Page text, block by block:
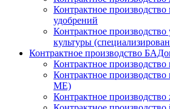
Контрактное
удобрений
Контрактное
культуры
Контрактное производство
Контрактное
Контрактное
МЕ)
Контрактное производство